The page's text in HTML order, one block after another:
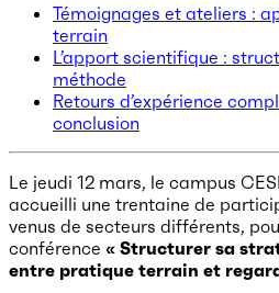
Témoignages et ateliers :
terrain
L’apport scientifique :
méthode
Retours d’expérience
conclusion
Le jeudi 12 mars, le campus
accueilli une trentaine de
venus de secteurs différents,
conférence « Structurer sa
entre pratique terrain et